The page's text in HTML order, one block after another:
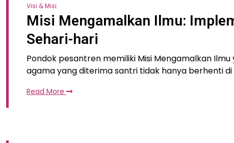
Visi & Misi
Misi Mengamalkan Ilmu:
Sehari-hari
Pondok pesantren memiliki Misi Mengamalkan
agama yang diterima santri tidak hanya berhenti
Read More